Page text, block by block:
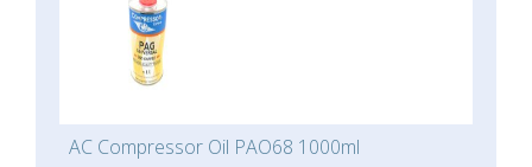
AC Compressor Oil PAO68 1000ml